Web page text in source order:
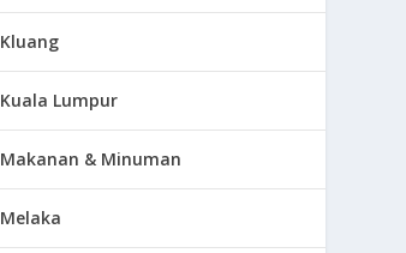
Kluang
Kuala Lumpur
Makanan & Minuman
Melaka